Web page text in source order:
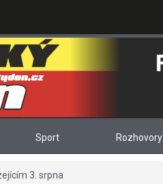
Sport Rozhovory
3. srpna